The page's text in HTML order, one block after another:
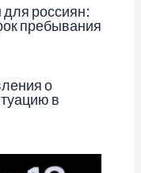
россиян:
пребывания
о
в